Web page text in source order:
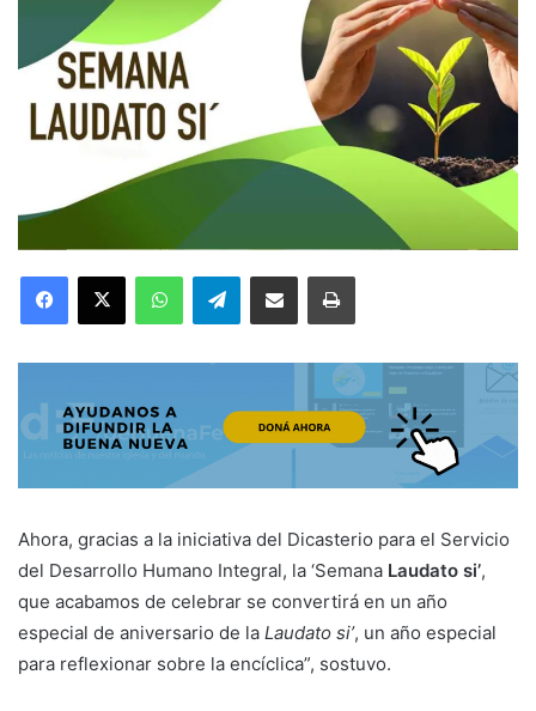
Telegram
Ahora, gracias a la iniciativa del Dicasterio para el Servicio
del Desarrollo Humano Integral, la ‘Semana Laudato si’,
que acabamos de celebrar se convertirá en un año
especial de aniversario de la Laudato si’, un año especial
para reflexionar sobre la encíclica”, sostuvo.